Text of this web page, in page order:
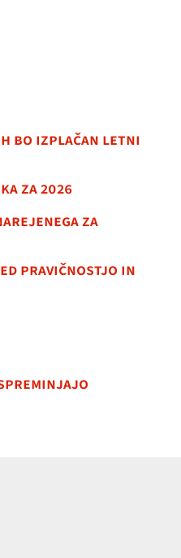
bo izplačan letni
za 2026
za
pravičnostjo in